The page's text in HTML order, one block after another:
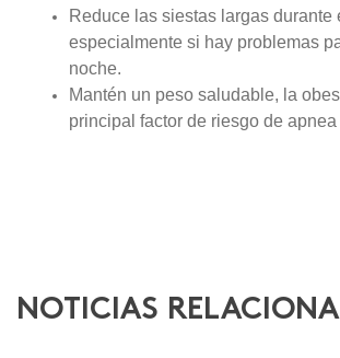
Reduce las siestas largas durante
especialmente si hay problemas
noche.
Mantén un peso saludable, la
principal factor de riesgo de
NOTICIAS